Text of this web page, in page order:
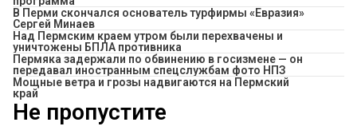
В Перми скончался основатель турфирмы «Евразия»
Сергей Минаев
Над Пермским краем утром были перехвачены и
уничтожены БПЛА противника
Пермяка задержали по обвинению в госизмене — он
передавал иностранным спецслужбам фото НПЗ
Мощные ветра и грозы надвигаются на Пермский
край
Не пропустите